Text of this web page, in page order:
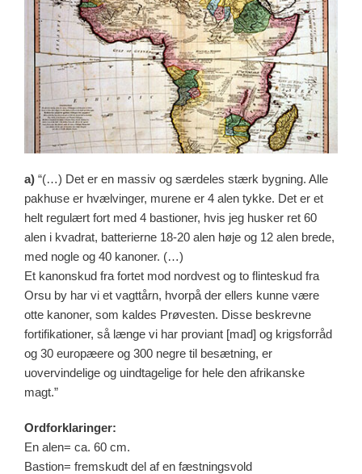
a) “(…) Det er en massiv og særdeles stærk bygning. Alle
pakhuse er hvælvinger, murene er 4 alen tykke. Det er et
helt regulært fort med 4 bastioner, hvis jeg husker ret 60
alen i kvadrat, batterierne 18-20 alen høje og 12 alen brede,
med nogle og 40 kanoner. (…)
Et kanonskud fra fortet mod nordvest og to flinteskud fra
Orsu by har vi et vagttårn, hvorpå der ellers kunne være
otte kanoner, som kaldes Prøvesten. Disse beskrevne
fortifikationer, så længe vi har proviant [mad] og krigsforråd
og 30 europæere og 300 negre til besætning, er
uovervindelige og uindtagelige for hele den afrikanske
magt.”
Ordforklaringer:
En alen= ca. 60 cm.
Bastion= fremskudt del af en fæstningsvold